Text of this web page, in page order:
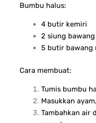
Bumbu halus:
4 butir kemiri
2 siung
5 butir bawang
Cara membuat:
Tumis bumbu
Masukkan
Tambahkan air